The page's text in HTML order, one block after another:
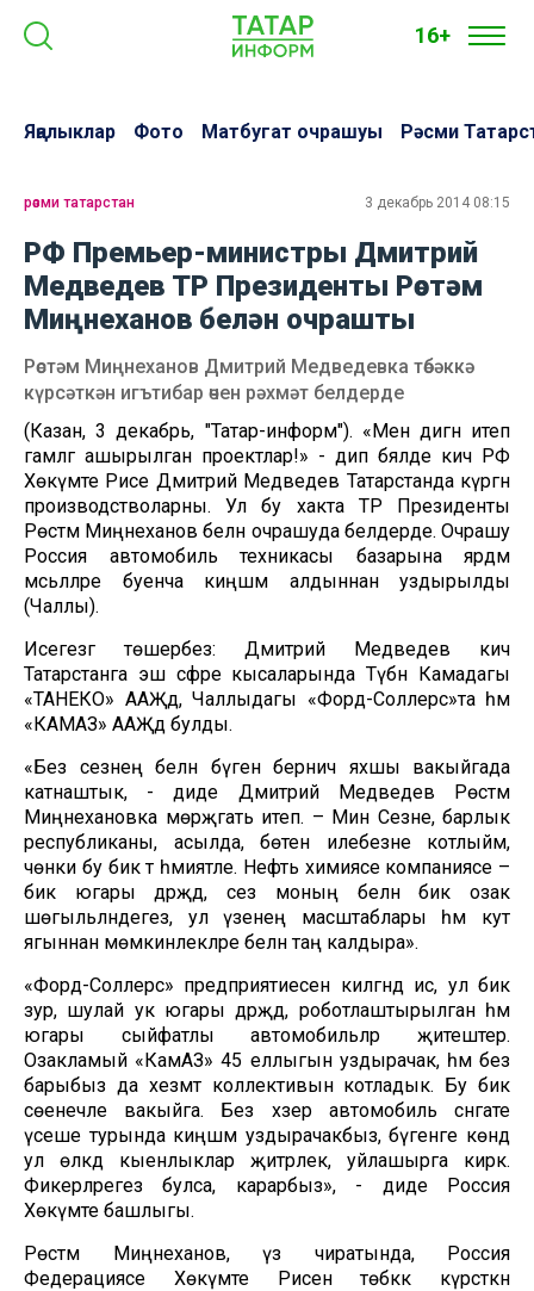
16+
Яңалыклар Фото Матбугат очрашуы Рәсми
рәсми татарстан 3 декабрь 2014 08:15
РФ Премьер-министры Дмитрий
Медведев ТР Президенты Рөстәм
Миңнеханов белән очрашты
Рөстәм Миңнеханов Дмитрий Медведевка төбәккә
күрсәткән игътибар өчен рәхмәт белдерде
(Казан, 3 декабрь, "Татар-информ"). «Менә дигән итеп
гамәлгә ашырылган проектлар!» - дип бәяләде кичә РФ
Хөкүмәте Рәисе Дмитрий Медведев Татарстанда күргән
производстволарны. Ул бу хакта ТР Президенты
Рөстәм Миңнеханов белән очрашуда белдерде. Очрашу
Россия автомобиль техникасы базарына ярдәм
мәсьәләләре буенча киңәшмә алдыннан уздырылды
(Чаллы).
Исегезгә төшерәбез: Дмитрий Медведев кичә
Татарстанга эш сәфәре кысаларында Түбән Камадагы
«ТАНЕКО» ААҖдә, Чаллыдагы «Форд-Соллерс»та һәм
«КАМАЗ» ААҖдә булды.
«Без сезнең белән бүген берничә яхшы вакыйгада
катнаштык, - диде Дмитрий Медведев Рөстәм
Миңнехановка мөрәҗәгать итеп. – Мин Сезне, барлык
республиканы, асылда, бөтен илебезне котлыйм,
чөнки бу бик тә әһәмиятле. Нефть химиясе компаниясе –
бик югары дәрәҗәдә, сез моның белән бик озак
шөгыльләндегез, ул үзенең масштаблары һәм куәт
ягыннан мөмкинлекләре белән таң калдыра».
«Форд-Соллерс» предприятиесенә килгәндә исә, ул бик
зур, шулай ук югары дәрәҗәдә, роботлаштырылган һәм
югары сыйфатлы автомобильләр җитештерә.
Озакламый «КамАЗ» 45 еллыгын уздырачак, һәм без
барыбыз да хезмәт коллективын котладык. Бу бик
сөенечле вакыйга. Без хәзер автомобиль сәнәгате
үсеше турында киңәшмә уздырачакбыз, бүгенге көндә
ул өлкәдә кыенлыклар җитәрлек, уйлашырга кирәк.
Фикерләрегез булса, карарбыз», - диде Россия
Хөкүмәте башлыгы.
Рөстәм Миңнеханов, үз чиратында, Россия
Федерациясе Хөкүмәте Рәисенә төбәккә күрсәткән